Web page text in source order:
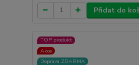
Přidat do
TOP produkt
Akce
Doprava ZDARMA